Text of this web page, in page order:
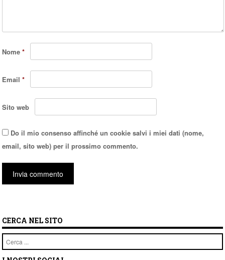
Nome*
Email*
Sito web
Do il mio consenso affinché un cookie salvi i miei dati (nome,
email, sito web) per il prossimo commento.
CERCA NEL SITO
Cerca